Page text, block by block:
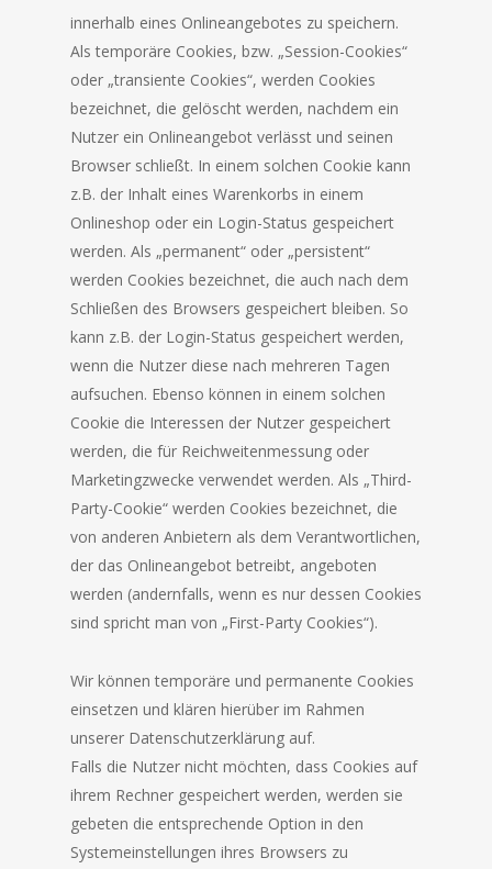
innerhalb eines Onlineangebotes zu speichern.
Als temporäre Cookies, bzw. „Session-Cookies“
oder „transiente Cookies“, werden Cookies
bezeichnet, die gelöscht werden, nachdem ein
Nutzer ein Onlineangebot verlässt und seinen
Browser schließt. In einem solchen Cookie kann
z.B. der Inhalt eines Warenkorbs in einem
Onlineshop oder ein Login-Status gespeichert
werden. Als „permanent“ oder „persistent“
werden Cookies bezeichnet, die auch nach dem
Schließen des Browsers gespeichert bleiben. So
kann z.B. der Login-Status gespeichert werden,
wenn die Nutzer diese nach mehreren Tagen
aufsuchen. Ebenso können in einem solchen
Cookie die Interessen der Nutzer gespeichert
werden, die für Reichweitenmessung oder
Marketingzwecke verwendet werden. Als „Third-
Party-Cookie“ werden Cookies bezeichnet, die
von anderen Anbietern als dem Verantwortlichen,
der das Onlineangebot betreibt, angeboten
werden (andernfalls, wenn es nur dessen Cookies
sind spricht man von „First-Party Cookies“).
Wir können temporäre und permanente Cookies
einsetzen und klären hierüber im Rahmen
unserer Datenschutzerklärung auf.
Falls die Nutzer nicht möchten, dass Cookies auf
ihrem Rechner gespeichert werden, werden sie
gebeten die entsprechende Option in den
Systemeinstellungen ihres Browsers zu